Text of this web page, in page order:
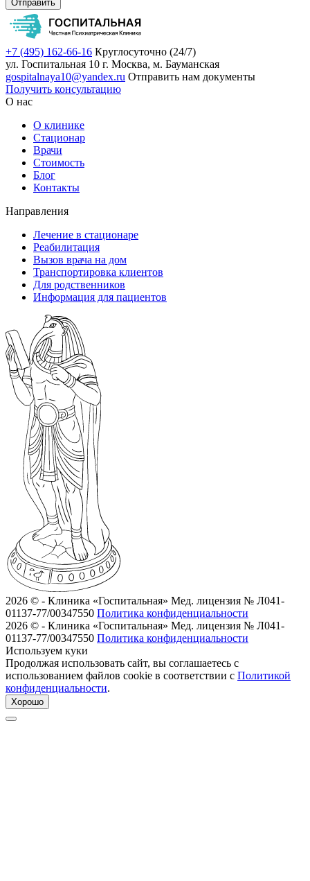
Отправить
+7 (495) 162-66-16 Круглосуточно (24/7)
ул. Госпитальная 10 г. Москва, м. Бауманская
gospitalnaya10@yandex.ru Отправить нам документы
Получить консультацию
О нас
О клинике
Стационар
Врачи
Стоимость
Блог
Контакты
Направления
Лечение в стационаре
Реабилитация
Вызов врача на дом
Транспортировка клиентов
Для родственников
Информация для пациентов
2026 © - Клиника «Госпитальная» Мед. лицензия № Л041-
01137-77/00347550 Политика конфиденциальности
2026 © - Клиника «Госпитальная» Мед. лицензия № Л041-
01137-77/00347550 Политика конфиденциальности
Используем куки
Продолжая использовать сайт, вы соглашаетесь с
использованием файлов cookie в соответствии с Политикой
конфиденциальности.
Хорошо